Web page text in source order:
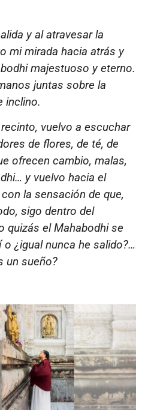
y al atravesar la
mi mirada hacia atrás y
majestuoso y eterno.
juntas sobre la
inclino.
vuelvo a escuchar
de flores, de té, de
ofrecen cambio, malas,
y vuelvo hacia el
con la sensación de que,
sigo dentro del
quizás el Mahabodhi se
o ¿igual nunca he salido?…
un sueño?